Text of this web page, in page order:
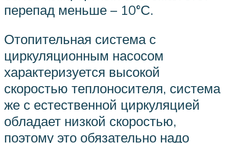
перепад меньше – 10°С.
Отопительная система с
циркуляционным насосом
характеризуется высокой
скоростью теплоносителя, система
же с естественной циркуляцией
обладает низкой скоростью,
поэтому это обязательно надо